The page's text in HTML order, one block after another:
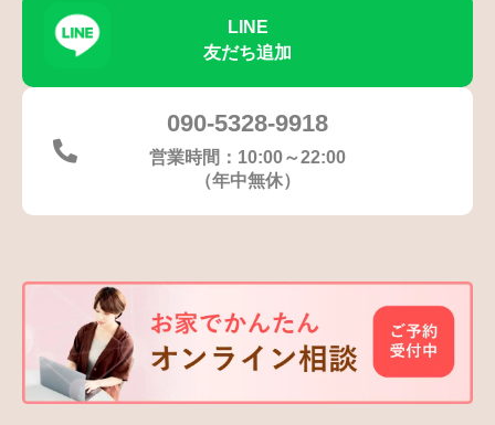
LINE
友だち追加
090-5328-9918
営業時間：10:00～22:00
（年中無休）